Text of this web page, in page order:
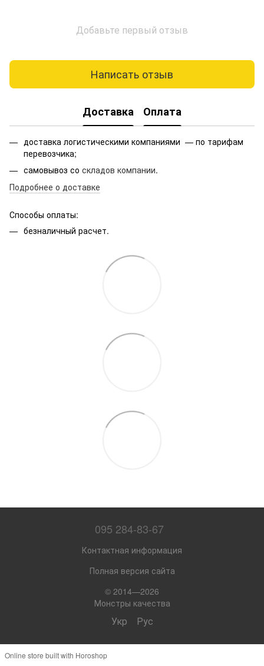
Добавьте первый отзыв
Написать отзыв
Доставка Оплата
доставка логистическими компаниями — по тарифам
перевозчика;
самовывоз со складов компании.
Подробнее о доставке
Способы оплаты:
безналичный расчет.
095 284-83-67
Контактная информация
Полная версия сайта
© 2014—2026
Монстры качества
Укр Рус
Online store built with Horoshop